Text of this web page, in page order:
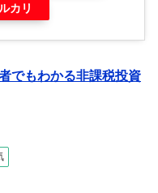
カリ
でもわかる非課税投資